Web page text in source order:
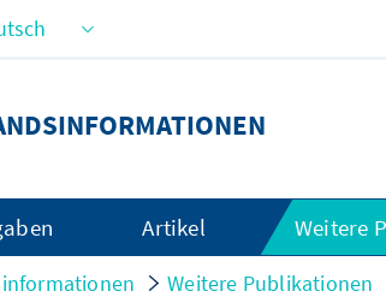
Artikel Weitere
Weitere Publikationen